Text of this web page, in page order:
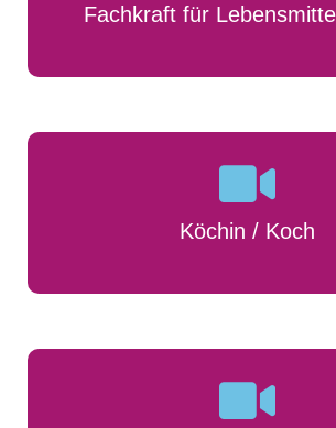
Fachkraft für
Köchin / Koch